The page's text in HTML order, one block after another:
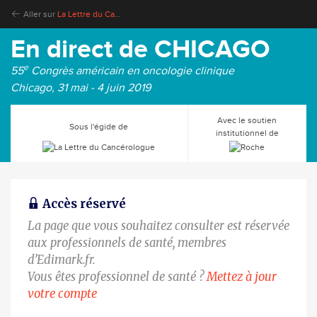
Aller sur La Lettre du Cancérologue
En direct de CHICAGO
55e Congrès américain en oncologie clinique
Chicago, 31 mai - 4 juin 2019
Sous l'égide de
Avec le soutien
institutionnel de
Accès réservé
La page que vous souhaitez consulter est réservée
aux professionnels de santé, membres
d’Edimark.fr.
Vous êtes professionnel de santé ?Mettez à jour
votre compte